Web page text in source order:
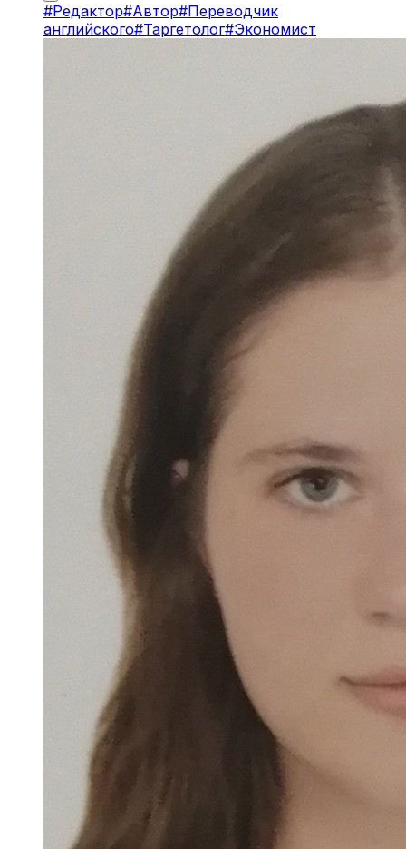
#Редактор#Автор#Переводчик
английского#Таргетолог#Экономист